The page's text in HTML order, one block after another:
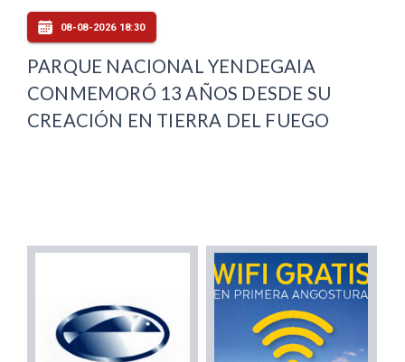
08-08-2026 18:30
PARQUE NACIONAL YENDEGAIA
CONMEMORÓ 13 AÑOS DESDE SU
CREACIÓN EN TIERRA DEL FUEGO